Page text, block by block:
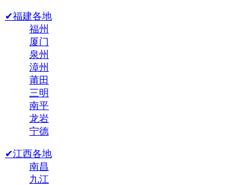
✔福建各地
福州
厦门
泉州
漳州
莆田
三明
南平
龙岩
宁德
✔江西各地
南昌
九江